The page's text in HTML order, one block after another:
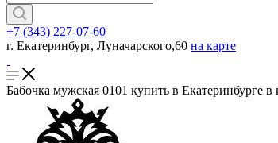
+7 (343) 227-07-60
г. Екатеринбург, Луначарского,60 на карте
Бабочка мужская 0101 купить в Екатеринбурге